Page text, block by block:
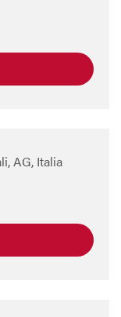
AG, Italia